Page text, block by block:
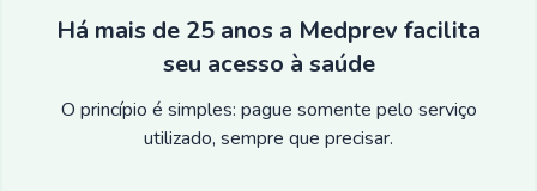
Há mais de 25 anos a Medprev facilita
seu acesso à saúde
O princípio é simples: pague somente pelo serviço
utilizado, sempre que precisar.